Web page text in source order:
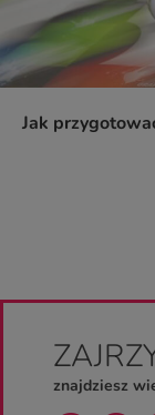
Jak
znajdziesz